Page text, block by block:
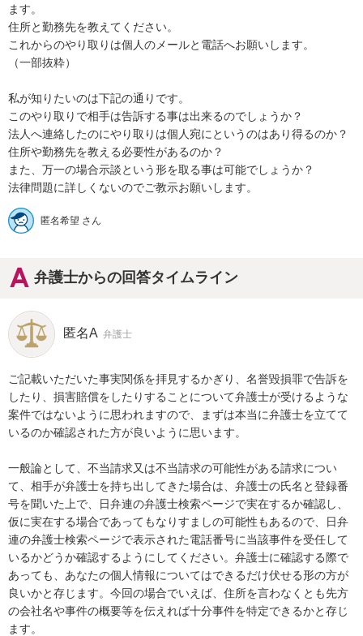
ます。
住所と勤務先を教えてください。
これからのやり取りは個人のメールと電話へお願いします。
（一部抜粋）
私が知りたいのは下記の通りです。
このやり取りで相手は告訴する事は出来るのでしょうか？
法人へ連絡したのにやり取りは個人宛にというのはあり得るのか？
住所や勤務先を教える必要性があるのか？
また、万一の場合示談という形を取る事は可能でしょうか？
法律問題に詳しくないのでご教示お願いします。
匿名希望 さん
弁護士からの回答タイムライン
匿名A 弁護士
ご記載いただいた事実関係を拝見するかぎり、名誉毀損罪で告訴を
したり、損害賠償をしたりすることについて弁護士が受けるような
案件ではないように思われますので、まずは本当に弁護士を立てて
いるのか確認された方が良いように思います。
一般論として、不当請求又は不当請求の可能性がある請求につい
て、相手が弁護士を持ち出してきた場合は、弁護士の氏名と登録番
号を聞いた上で、日弁連の弁護士検索ページで実在するか確認し、
仮に実在する場合であってもなりすましの可能性もあるので、日弁
連の弁護士検索ページで表示された電話番号に当該事件を受任して
いるかどうか確認するようにしてください。弁護士に確認する際で
あっても、あなたの個人情報についてはできるだけ伏せる形の方が
良いかと存じます。今回の場合でいえば、住所を言わなくとも先方
の会社名や事件の概要等を伝えれば十分事件を特定できるかと存じ
ます。